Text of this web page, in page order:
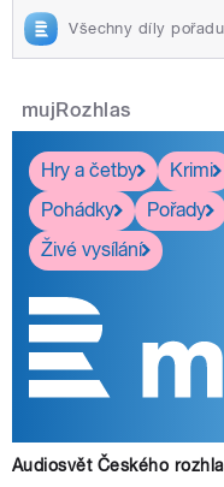
Všechny díly
mujRozhlas
Hry a četby
Krimi
Pohádky
Pořady
Živé vysílání
Audiosvět Českého